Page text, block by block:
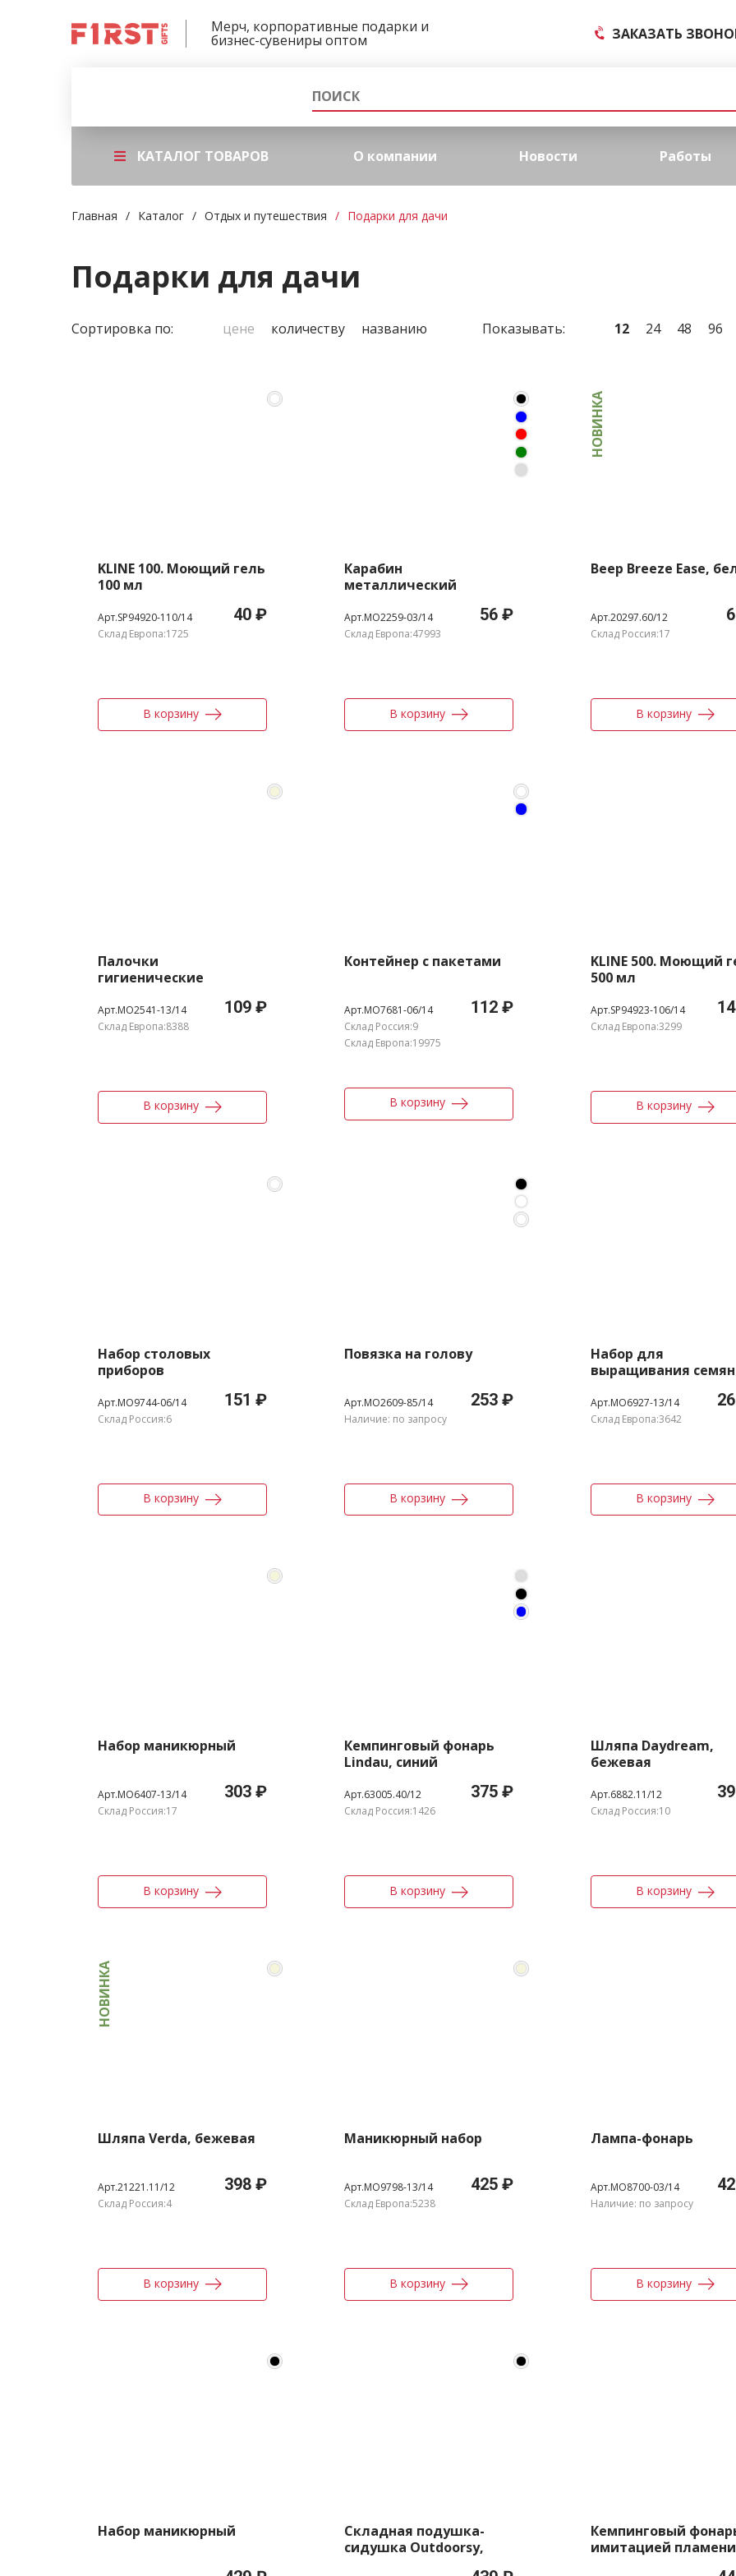
Мерч, корпоративные подарки и
бизнес-сувениры оптом ЗАКАЗАТЬ
КАТАЛОГ ТОВАРОВ О компании Новости Работы
Главная Каталог Отдых и путешествия Подарки для дачи
Подарки для дачи
Сортировка по: цене количеству названию Показывать: 12 24 48 96
KLINE 100. Моющий гель
100 мл
Арт.SP94920-110/14 40 ₽
Склад Европа:1725
В корзину
Карабин
металлический
Арт.MO2259-03/14 56 ₽
Склад Европа:47993
В корзину
Веер Breeze Ease,
Арт.20297.60/12
Склад Россия:17
В корзину
НОВИНКА
Палочки
гигиенические
Арт.MO2541-13/14 109 ₽
Склад Европа:8388
В корзину
Контейнер с пакетами
Арт.MO7681-06/14 112 ₽
Склад Россия:9
Склад Европа:19975
В корзину
KLINE 500. Моющий
500 мл
Арт.SP94923-106/14
Склад Европа:3299
В корзину
Набор столовых
приборов
Арт.MO9744-06/14 151 ₽
Склад Россия:6
В корзину
Повязка на голову
Арт.MO2609-85/14 253 ₽
Наличие: по запросу
В корзину
Набор для
выращивания семян
Арт.MO6927-13/14
Склад Европа:3642
В корзину
Набор маникюрный
Арт.MO6407-13/14 303 ₽
Склад Россия:17
В корзину
Кемпинговый фонарь
Lindau, синий
Арт.63005.40/12 375 ₽
Склад Россия:1426
В корзину
Шляпа Daydream,
бежевая
Арт.6882.11/12
Склад Россия:10
В корзину
Шляпа Verda, бежевая
Арт.21221.11/12 398 ₽
Склад Россия:4
В корзину
НОВИНКА
Маникюрный набор
Арт.MO9798-13/14 425 ₽
Склад Европа:5238
В корзину
Лампа-фонарь
Арт.MO8700-03/14
Наличие: по запросу
В корзину
Набор маникюрный
Складная подушка-
сидушка Outdoorsy,
Кемпинговый
имитацией пламени